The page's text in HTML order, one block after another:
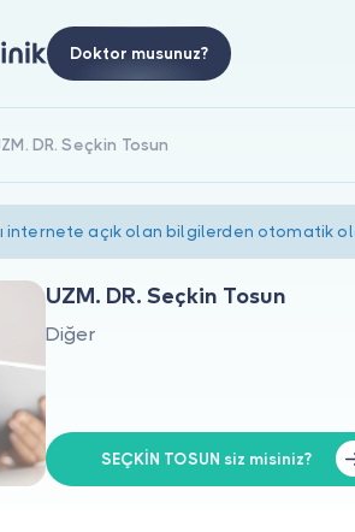
Doktor musunuz?
DR. Seçkin Tosun
internete açık olan bilgilerden otomatik
UZM. DR. Seçkin Tosun
Diğer
SEÇKİN TOSUN siz misiniz?